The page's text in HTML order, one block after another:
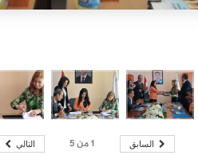
السابق 1من5 التالي